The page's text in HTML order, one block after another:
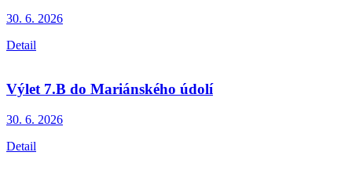
30. 6. 2026
Detail
Výlet 7.B do Mariánského údolí
30. 6. 2026
Detail